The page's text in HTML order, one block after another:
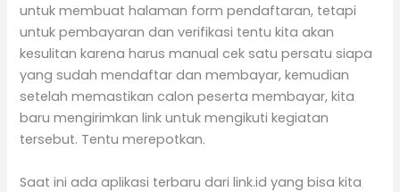
untuk membuat halaman form pendaftaran, tetapi
untuk pembayaran dan verifikasi tentu kita akan
kesulitan karena harus manual cek satu persatu siapa
yang sudah mendaftar dan membayar, kemudian
setelah memastikan calon peserta membayar, kita
baru mengirimkan link untuk mengikuti kegiatan
tersebut. Tentu merepotkan.
Saat ini ada aplikasi terbaru dari link.id yang bisa kita